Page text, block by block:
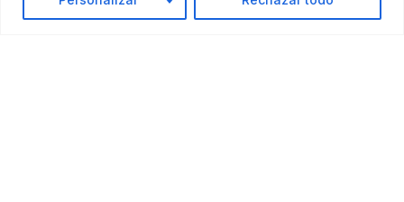
FacebookInstagramLinkedin